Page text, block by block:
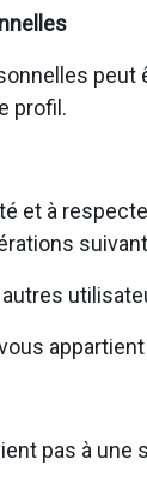
profil.
et à
pas à une